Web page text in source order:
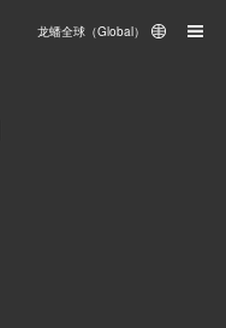
龙蟠全球（Global）